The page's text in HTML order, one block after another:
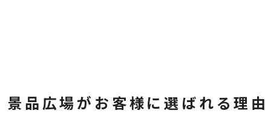
景品広場が お客様に選ばれる理由